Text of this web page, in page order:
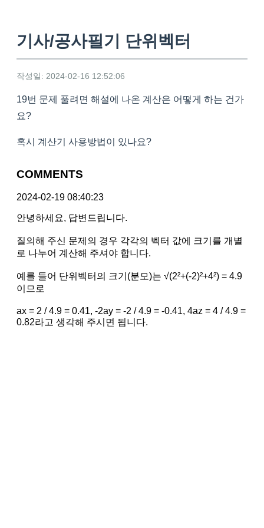
기사/공사필기 단위벡터
작성일: 2024-02-16 12:52:06
19번 문제 풀려면 해설에 나온 계산은 어떻게 하는 건가
요?
혹시 계산기 사용방법이 있나요?
COMMENTS
2024-02-19 08:40:23
안녕하세요, 답변드립니다.
질의해 주신 문제의 경우 각각의 벡터 값에 크기를 개별
로 나누어 계산해 주셔야 합니다.
예를 들어 단위벡터의 크기(분모)는 √(2²+(-2)²+4²) = 4.9
이므로
ax = 2 / 4.9 = 0.41, -2ay = -2 / 4.9 = -0.41, 4az = 4 / 4.9 =
0.82라고 생각해 주시면 됩니다.